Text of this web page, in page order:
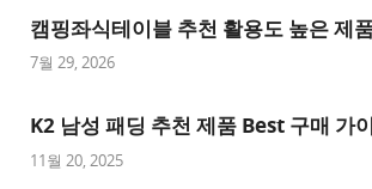
이
트
천
사
캠핑좌식테이블 추천 활용도 높은 제
7월 29, 2026
K2 남성 패딩 추천 제품 Best 구매 가
11월 20, 2025